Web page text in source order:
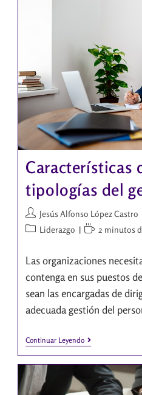
Características
tipologías del
Jesús Alfonso López Castro
Liderazgo
2 minutos
Las organizaciones
contenga en sus puestos
sean las encargadas de
adecuada gestión del
Continuar Leyendo